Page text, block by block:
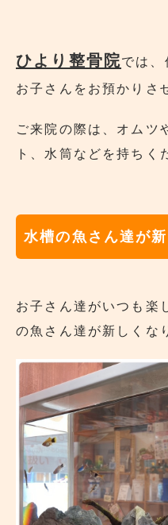
ひより整骨院では、
お子さんをお預かりさ
ご来院の際は、オムツ
ト、水筒などを持ちく
水槽の魚さん達が
お子さん達がいつも楽
の魚さん達が新しくな